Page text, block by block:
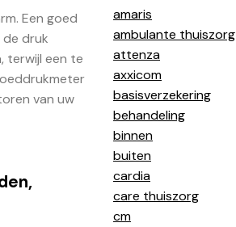
Een goed
druk
terwijl een te
van uw
amaris
ambulante thuiszorg
attenza
axxicom
basisverzekering
behandeling
binnen
buiten
cardia
care thuiszorg
cm